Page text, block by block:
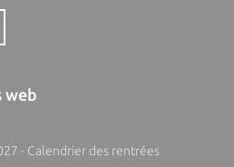
web
- Calendrier des rentrées